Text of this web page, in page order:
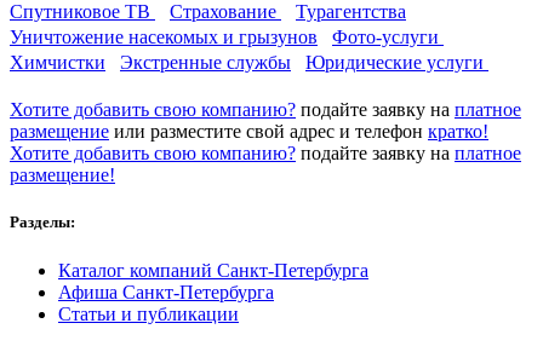
Спутниковое ТВ
Страхование
Турагентства
Уничтожение насекомых и грызунов
Фото-услуги
Химчистки
Экстренные службы Юридические услуги
Хотите добавить свою компанию? подайте заявку на платное
размещение или разместите свой адрес и телефон кратко!
Хотите добавить свою компанию? подайте заявку на платное
размещение!
Разделы:
Каталог компаний Санкт-Петербурга
Афиша Санкт-Петербурга
Статьи и публикации